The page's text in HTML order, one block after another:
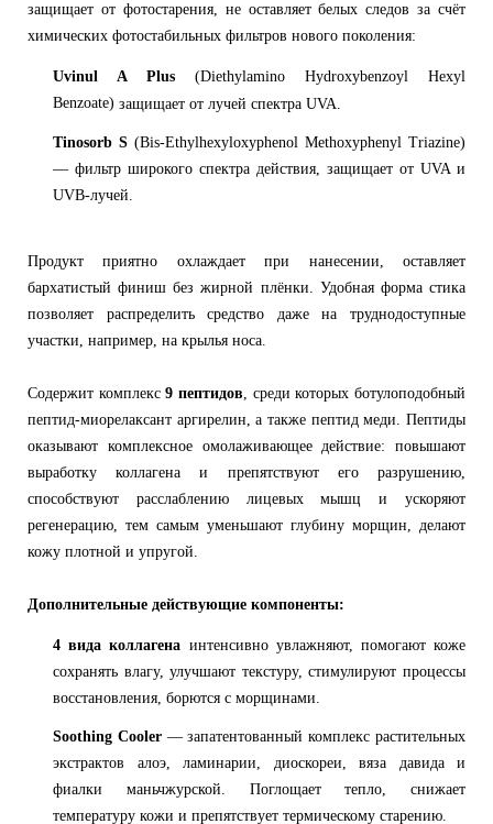
защищает от фотостарения, не оставляет белых следов за счёт
химических фотостабильных фильтров нового поколения:
Uvinul A Plus (Diethylamino Hydroxybenzoyl Hexyl
Benzoate) защищает от лучей спектра UVA.
Tinosorb S (Bis-Ethylhexyloxyphenol Methoxyphenyl Triazine)
— фильтр широкого спектра действия, защищает от UVA и
UVB-лучей.
Продукт приятно охлаждает при нанесении, оставляет
бархатистый финиш без жирной плёнки. Удобная форма стика
позволяет распределить средство даже на труднодоступные
участки, например, на крылья носа.
Содержит комплекс 9 пептидов, среди которых ботулоподобный
пептид-миорелаксант аргирелин, а также пептид меди. Пептиды
оказывают комплексное омолаживающее действие: повышают
выработку коллагена и препятствуют его разрушению,
способствуют расслаблению лицевых мышц и ускоряют
регенерацию, тем самым уменьшают глубину морщин, делают
кожу плотной и упругой.
Дополнительные действующие компоненты:
4 вида коллагена интенсивно увлажняют, помогают коже
сохранять влагу, улучшают текстуру, стимулируют процессы
восстановления, борются с морщинами.
Soothing Cooler— запатентованный комплекс растительных
экстрактов алоэ, ламинарии, диоскореи, вяза давида и
фиалки маньчжурской. Поглощает тепло, снижает
температуру кожи и препятствует термическому старению.